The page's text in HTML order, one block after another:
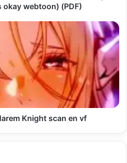
webtoon) (PDF)
Knight scan en vf